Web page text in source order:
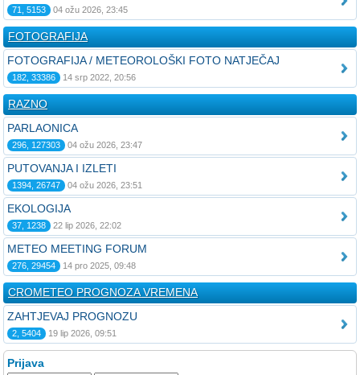
71, 5153 04 ožu 2026, 23:45
FOTOGRAFIJA
FOTOGRAFIJA / METEOROLOŠKI FOTO NATJEČAJ
182, 33386 14 srp 2022, 20:56
RAZNO
PARLAONICA
296, 127303 04 ožu 2026, 23:47
PUTOVANJA I IZLETI
1394, 26747 04 ožu 2026, 23:51
EKOLOGIJA
37, 1238 22 lip 2026, 22:02
METEO MEETING FORUM
276, 29454 14 pro 2025, 09:48
CROMETEO PROGNOZA VREMENA
ZAHTJEVAJ PROGNOZU
2, 5404 19 lip 2026, 09:51
Prijava